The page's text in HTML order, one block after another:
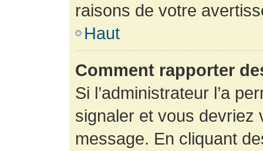
raisons de votre
Haut
Comment rapporter
Si l’administrateur l’a
signaler et vous devriez
message. En cliquant